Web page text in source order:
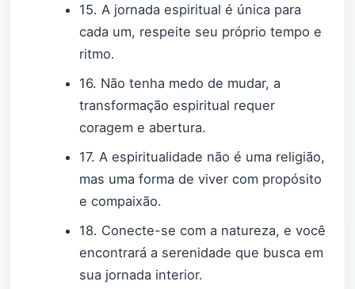
15. A jornada espiritual é única para
cada um, respeite seu próprio tempo e
ritmo.
16. Não tenha medo de mudar, a
transformação espiritual requer
coragem e abertura.
17. A espiritualidade não é uma religião,
mas uma forma de viver com propósito
e compaixão.
18. Conecte-se com a natureza, e você
encontrará a serenidade que busca em
sua jornada interior.